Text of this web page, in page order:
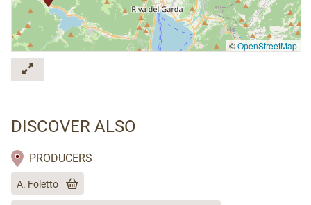
©OpenStreetMap
DISCOVER ALSO
PRODUCERS
A. Foletto